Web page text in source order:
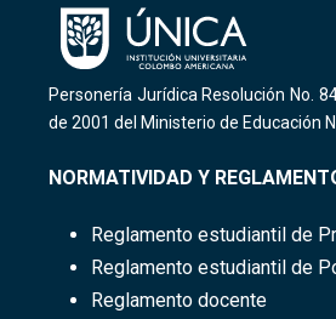
Personería Jurídica Resolución No.
de 2001 del Ministerio de Educación
NORMATIVIDAD Y
Reglamento estudiantil​ de
Reglamento estudiantil de
Reglamento docente